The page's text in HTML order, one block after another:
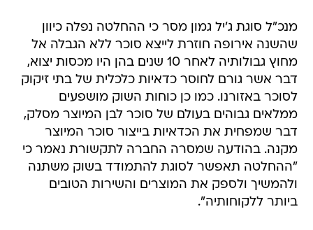
מנכ"ל סוגת ג'יל גמון מסר כי ההחלטה נפלה כיוון
שהשנה אירופה חוזרת לייצא סוכר ללא הגבלה אל
מחוץ גבולותיה לאחר 10 שנים בהן היו מכסות יצוא,
דבר אשר גורם לחוסר כדאיות כלכלית של בתי זיקוק
לסוכר באזורנו. כמו כן כוחות השוק מושפעים
ממלאים גבוהים בעולם של סוכר לבן המיוצר מסלק,
דבר שמפחית את הכדאיות בייצור סוכר המיוצר
מקנה. בהודעה שמסרה החברה לתקשורת נאמר כי
"ההחלטה תאפשר לסוגת להתמודד בשוק משתנה
ולהמשיך ולספק את המוצרים והשירות הטובים
ביותר ללקוחותיה".